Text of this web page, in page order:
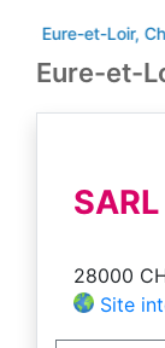
et-Loir,
Eure-et-
28000
Site